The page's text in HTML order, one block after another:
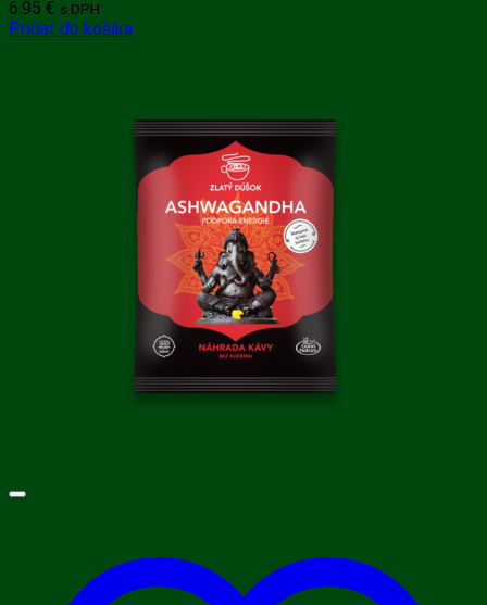
6.95 € s DPH
Pridať do košíka